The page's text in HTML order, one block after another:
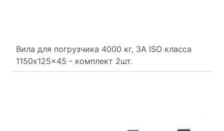
Вила для погрузчика 4000 кг, 3A ISO класса
1150x125x45 - комплект 2шт.